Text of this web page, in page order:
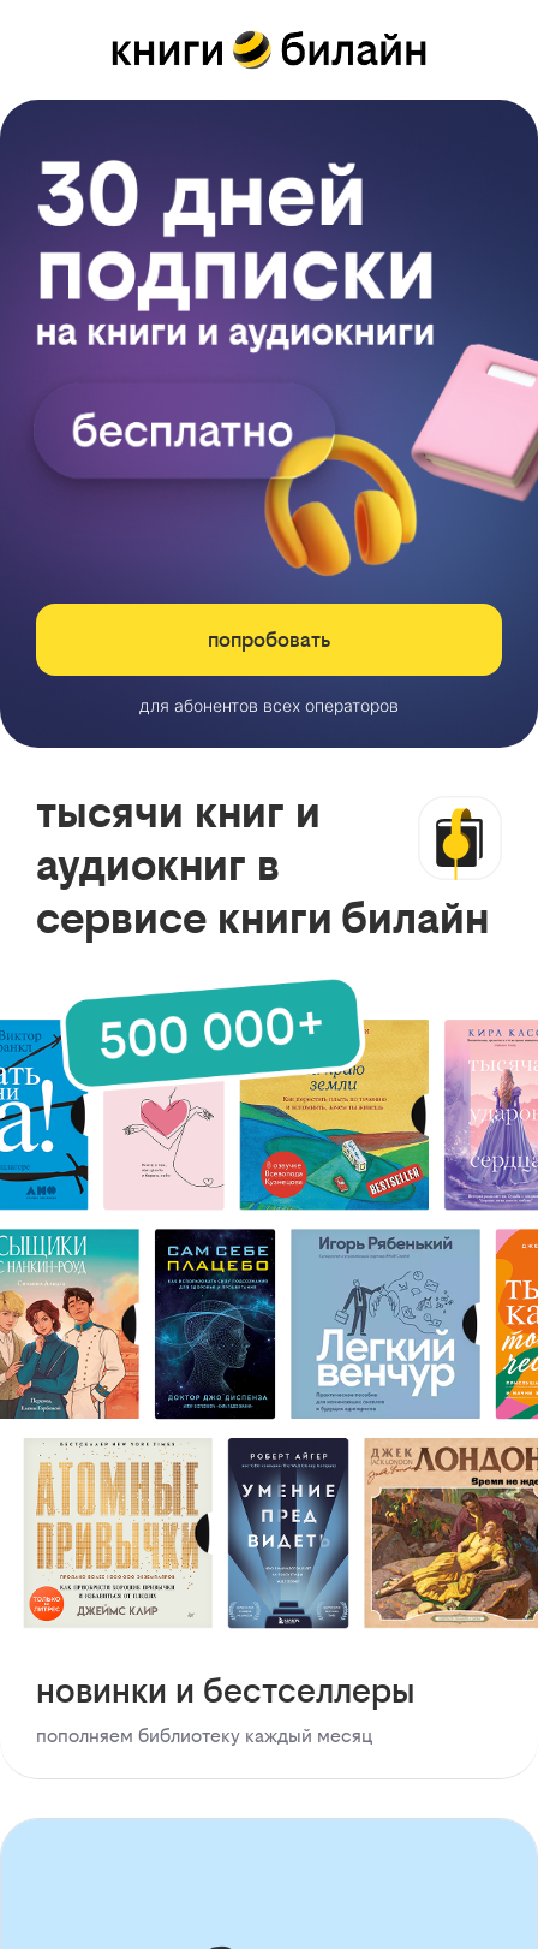
попробовать
для абонентов всех операторов
тысячи книг и
аудиокниг в
сервисе книги билайн
новинки и бестселлеры
пополняем библиотеку каждый месяц